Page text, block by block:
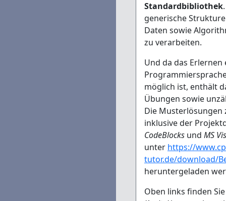
Standardbibliothek
generische
Daten sowie
zu verarbeiten.
Und da das Erlernen
möglich ist, enthält
Übungen sowie
Die Musterlösungen
inklusive der
CodeBlocks und MS
unter https://
tutor.de/download/
heruntergeladen
Oben links finden